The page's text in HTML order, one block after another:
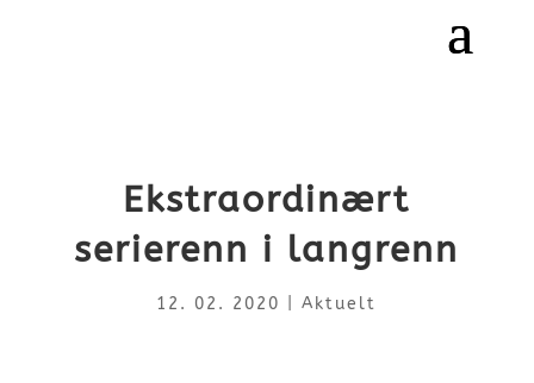
Ekstraordinært
serierenn i langrenn
12. 02. 2020 |Aktuelt